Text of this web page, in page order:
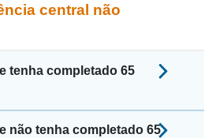
central não
tenha completado 65
não tenha completado 65